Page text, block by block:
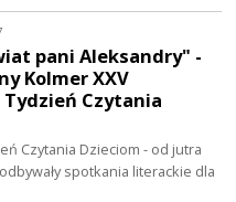
pani Aleksandry" -
Kolmer XXV
Czytania
Czytania Dzieciom - od jutra
spotkania literackie dla